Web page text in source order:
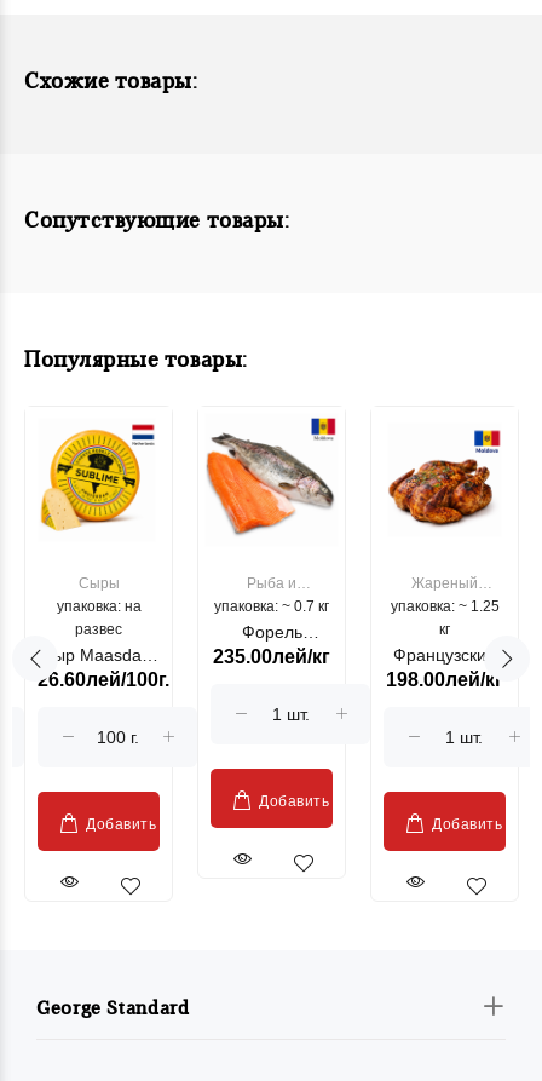
Схожие товары:
Сопутствующие товары:
Популярные товары:
Сыры
упаковка: на
развес
Сыр Maasdam
Sublime Cow
26.60лей/100г.
Добавить
Рыба и
морепродукты
упаковка: ~ 0.7 кг
Форель
лососевая
Moldovenesc"
235.00лей/кг
Добавить
Жареный
цыпленок
упаковка: ~ 1.25
кг
Французский
гриль, кг
198.00лей/кг
Добавить
George Standard